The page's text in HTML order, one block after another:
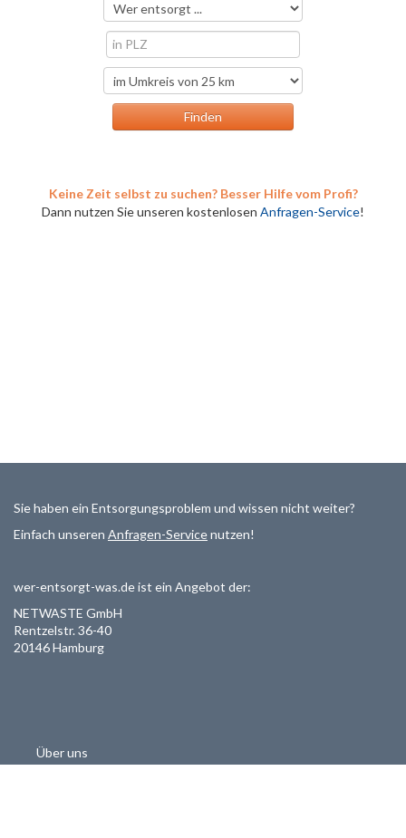
Keine Zeit selbst zu suchen? Besser Hilfe vom Profi?
Dann nutzen Sie unseren kostenlosen Anfragen-Service!
Sie haben ein Entsorgungsproblem und wissen nicht weiter?
Einfach unseren Anfragen-Servicenutzen!
wer-entsorgt-was.de ist ein Angebot der:
NETWASTE GmbH
Rentzelstr. 36-40
20146 Hamburg
Über uns